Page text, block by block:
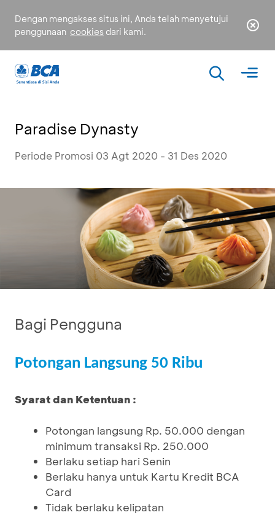
Dengan mengakses situs ini, Anda telah menyetujui
penggunaan cookies dari kami.
Paradise Dynasty
Periode Promosi 03 Agt 2020 - 31 Des 2020
Bagi Pengguna
Potongan Langsung 50 Ribu
Syarat dan Ketentuan :
Potongan langsung Rp. 50.000 dengan
minimum transaksi Rp. 250.000
Berlaku setiap hari Senin
Berlaku hanya untuk Kartu Kredit BCA
Card
Tidak berlaku kelipatan